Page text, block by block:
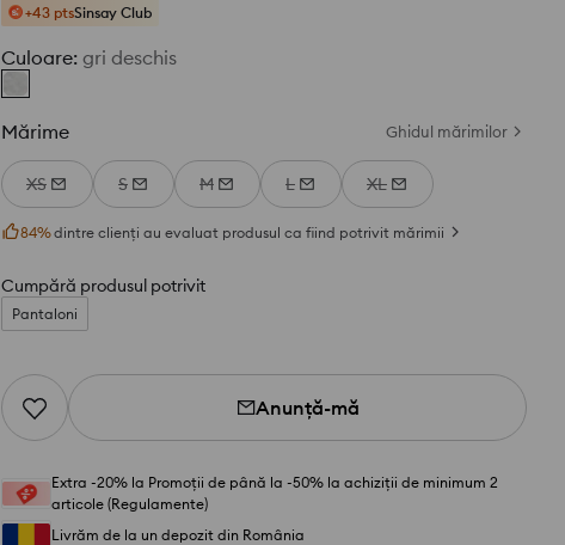
+43 ptsSinsay Club
Culoare: gri deschis
Mărime Ghidul mărimilor
XS S M L XL
84%dintre clienți au evaluat produsul ca fiind potrivit mărimii
Cumpără produsul potrivit
Pantaloni
Anunță-mă
Extra -20% la Promoții de până la -50% la achiziții de minimum 2
articole (Regulamente)
Livrăm de la un depozit din România